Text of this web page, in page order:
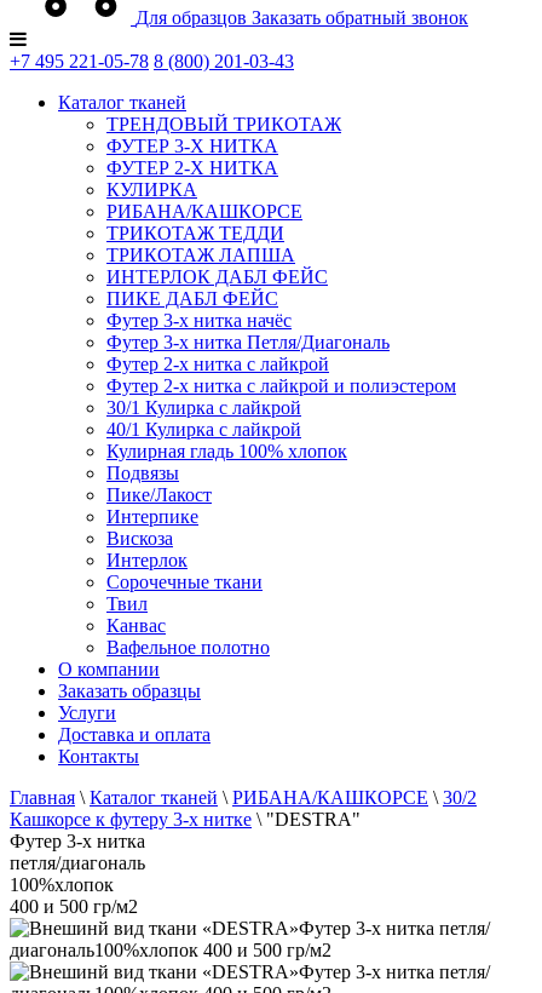
Для образцов Заказать обратный звонок
+7 495 221-05-78 8 (800) 201-03-43
Каталог тканей
ТРЕНДОВЫЙ ТРИКОТАЖ
ФУТЕР 3-Х НИТКА
ФУТЕР 2-Х НИТКА
КУЛИРКА
РИБАНА/КАШКОРСЕ
ТРИКОТАЖ ТЕДДИ
ТРИКОТАЖ ЛАПША
ИНТЕРЛОК ДАБЛ ФЕЙС
ПИКЕ ДАБЛ ФЕЙС
Футер 3-х нитка начёс
Футер 3-х нитка Петля/Диагональ
Футер 2-х нитка с лайкрой
Футер 2-х нитка с лайкрой и полиэстером
30/1 Кулирка с лайкрой
40/1 Кулирка с лайкрой
Кулирная гладь 100% хлопок
Подвязы
Пике/Лакост
Интерпике
Вискоза
Интерлок
Сорочечные ткани
Твил
Канвас
Вафельное полотно
О компании
Заказать образцы
Услуги
Доставка и оплата
Контакты
Главная \ Каталог тканей \ РИБАНА/КАШКОРСЕ \ 30/2
Кашкорсе к футеру 3-х нитке \ "DESTRA"
Футер 3-х нитка
петля/диагональ
100%хлопок
400 и 500 гр/м2